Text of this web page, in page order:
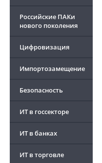
Российские ПАКи
нового поколения
Цифровизация
Импортозамещение
Безопасность
ИТ в госсекторе
ИТ в банках
ИТ в торговле